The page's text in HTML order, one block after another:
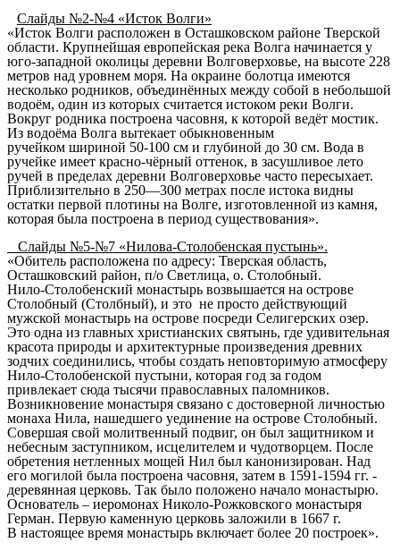
Слайды №2-№4 «Исток Волги»
«Исток Волги расположен в Осташковском районе Тверской
области. Крупнейшая европейская река Волга начинается у
юго-западной околицы деревни Волговерховье, на высоте 228
метров над уровнем моря. На окраине болотца имеются
несколько родников, объединённых между собой в небольшой
водоём, один из которых считается истоком реки Волги.
Вокруг родника построена часовня, к которой ведёт мостик.
Из водоёма Волга вытекает обыкновенным
ручейком шириной 50-100 см и глубиной до 30 см. Вода в
ручейке имеет красно-чёрный оттенок, в засушливое лето
ручей в пределах деревни Волговерховье часто пересыхает.
Приблизительно в 250—300 метрах после истока видны
остатки первой плотины на Волге, изготовленной из камня,
которая была построена в период существования».
Слайды №5-№7 «Нилова-Столобенская пустынь».
«Обитель расположена по адресу: Тверская область,
Осташковский район, п/о Светлица, о. Столобный.
Нило-Столобенский монастырь возвышается на острове
Столобный (Столбный), и это не просто действующий
мужской монастырь на острове посреди Селигерских озер.
Это одна из главных христианских святынь, где удивительная
красота природы и архитектурные произведения древних
зодчих соединились, чтобы создать неповторимую атмосферу
Нило-Столобенской пустыни, которая год за годом
привлекает сюда тысячи православных паломников.
Возникновение монастыря связано с достоверной личностью
монаха Нила, нашедшего уединение на острове Столобный.
Совершая свой молитвенный подвиг, он был защитником и
небесным заступником, исцелителем и чудотворцем. После
обретения нетленных мощей Нил был канонизирован. Над
его могилой была построена часовня, затем в 1591-1594 гг. -
деревянная церковь. Так было положено начало монастырю.
Основатель – иеромонах Николо-Рожковского монастыря
Герман. Первую каменную церковь заложили в 1667 г.
В настоящее время монастырь включает более 20 построек».